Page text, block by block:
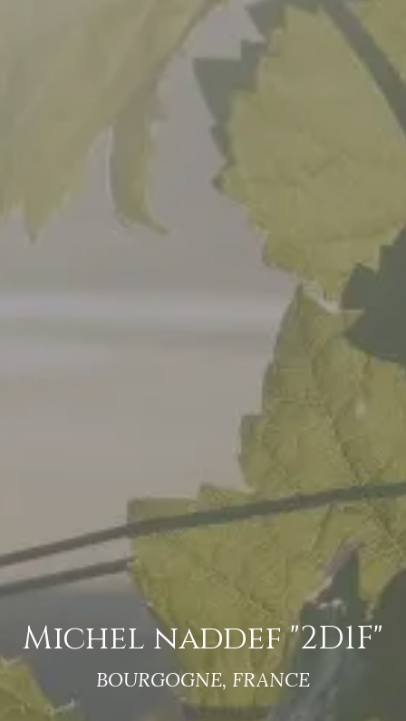
Michel naddef "2D1F"
BOURGOGNE, FRANCE